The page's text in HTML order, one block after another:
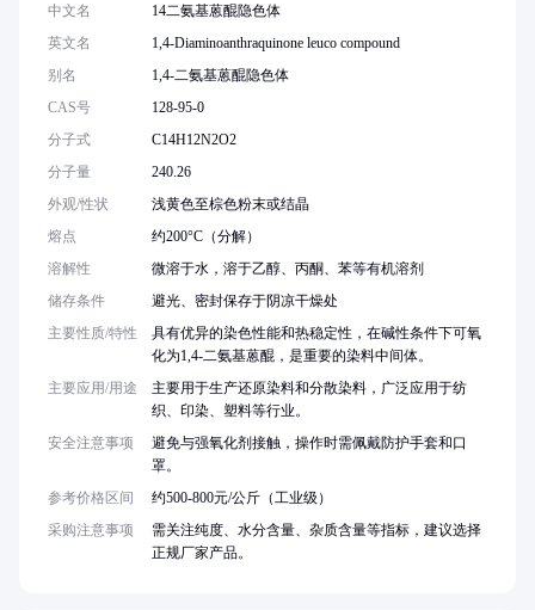
中文名
14二氨基蒽醌隐色体
英文名
1,4-Diaminoanthraquinone leuco compound
别名
1,4-二氨基蒽醌隐色体
CAS号
128-95-0
分子式
C14H12N2O2
分子量
240.26
外观/性状
浅黄色至棕色粉末或结晶
熔点
约200°C（分解）
溶解性
微溶于水，溶于乙醇、丙酮、苯等有机溶剂
储存条件
避光、密封保存于阴凉干燥处
主要性质/特性
具有优异的染色性能和热稳定性，在碱性条件下可氧
化为1,4-二氨基蒽醌，是重要的染料中间体。
主要应用/用途
主要用于生产还原染料和分散染料，广泛应用于纺
织、印染、塑料等行业。
安全注意事项
避免与强氧化剂接触，操作时需佩戴防护手套和口
罩。
参考价格区间
约500-800元/公斤（工业级）
采购注意事项
需关注纯度、水分含量、杂质含量等指标，建议选择
正规厂家产品。